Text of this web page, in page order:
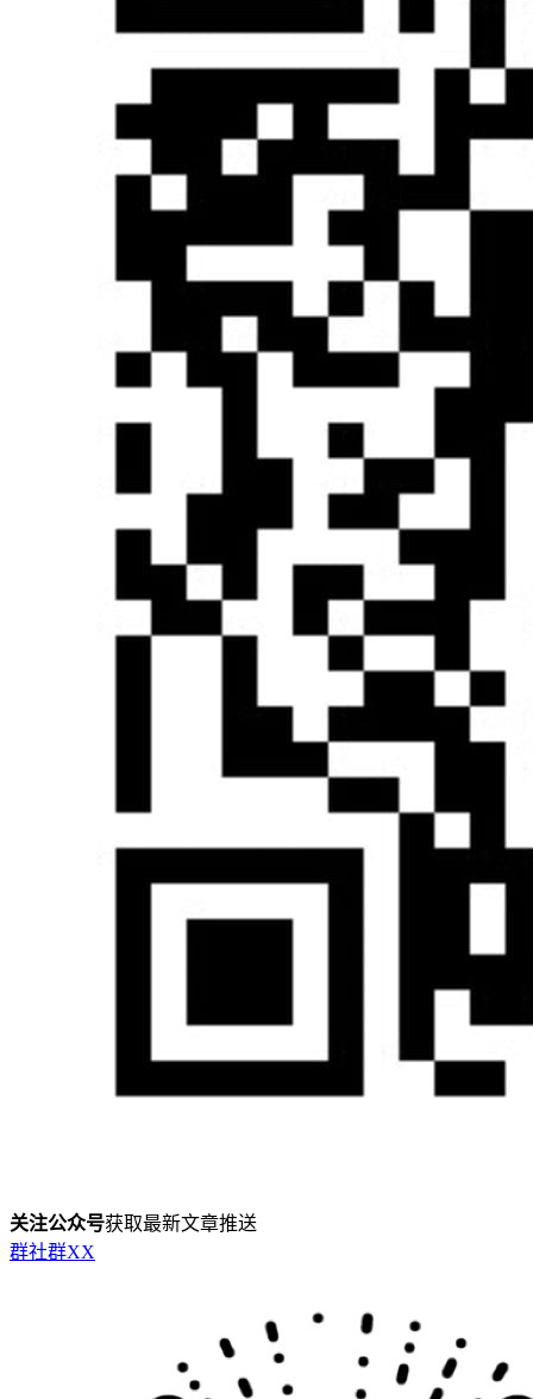
关注公众号获取最新文章推送
群社群XX